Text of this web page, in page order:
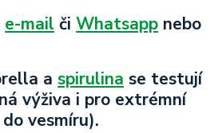
e-mail čiWhatsapp nebo
aspirulina se testují
výživa i pro extrémní
vesmíru).